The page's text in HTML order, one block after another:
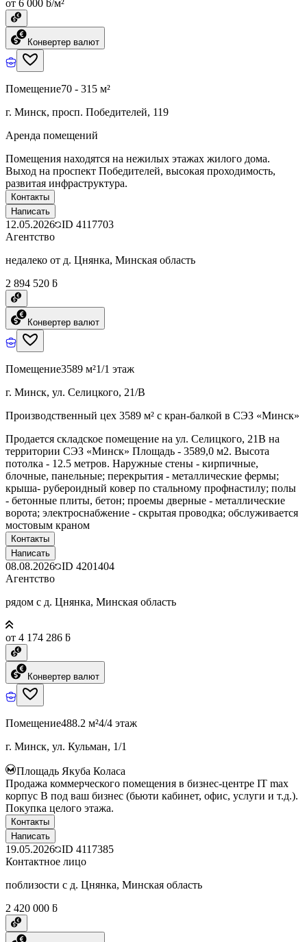
от 6 000 ƃ/м²
Конвертер валют
Помещение70 - 315 м²
г. Минск, просп. Победителей, 119
Аренда помещений
Помещения находятся на нежилых этажах жилого дома.
Выход на проспект Победителей, высокая проходимость,
развитая инфраструктура.
Контакты
Написать
12.05.2026 ID 4117703
Агентство
недалеко от д. Цнянка, Минская область
2 894 520 ƃ
Конвертер валют
Помещение3589 м²1/1 этаж
г. Минск, ул. Селицкого, 21/В
Производственный цех 3589 м² с кран-балкой в СЭЗ «Минск»
Продается складское помещение на ул. Селицкого, 21В на
территории СЭЗ «Минск» Площадь - 3589,0 м2. Высота
потолка - 12.5 метров. Наружные стены - кирпичные,
блочные, панельные; перекрытия - металлические фермы;
крыша- рубероидный ковер по стальному профнастилу; полы
- бетонные плиты, бетон; проемы дверные - металлические
ворота; электроснабжение - скрытая проводка; обслуживается
мостовым краном
Контакты
Написать
08.08.2026 ID 4201404
Агентство
рядом с д. Цнянка, Минская область
от 4 174 286 ƃ
Конвертер валют
Помещение488.2 м²4/4 этаж
г. Минск, ул. Кульман, 1/1
Площадь Якуба Коласа
Продажа коммерческого помещения в бизнес-центре IT max
корпус B под ваш бизнес (бьюти кабинет, офис, услуги и т.д.).
Покупка целого этажа.
Контакты
Написать
19.05.2026 ID 4117385
Контактное лицо
поблизости с д. Цнянка, Минская область
2 420 000 ƃ